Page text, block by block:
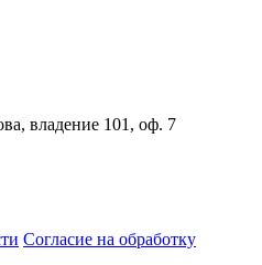
владение 101, оф. 7
Согласие на обработку